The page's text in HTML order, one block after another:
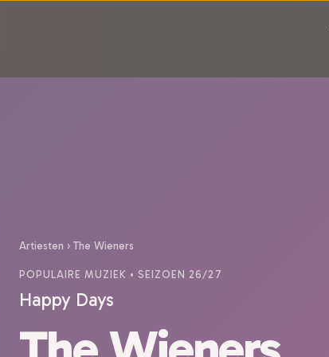
Artiesten › The Wieners
POPULAIRE MUZIEK • SEIZOEN 26/27
Happy Days